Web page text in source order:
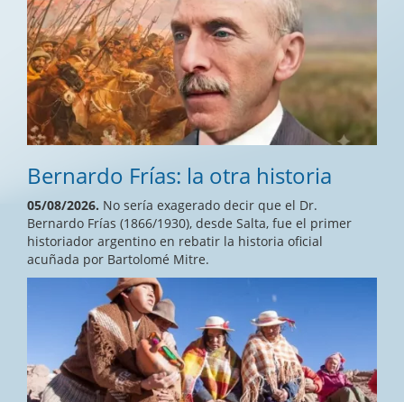
Bernardo Frías: la otra historia
05/08/2026. No sería exagerado decir que el Dr.
Bernardo Frías (1866/1930), desde Salta, fue el primer
historiador argentino en rebatir la historia oficial
acuñada por Bartolomé Mitre.